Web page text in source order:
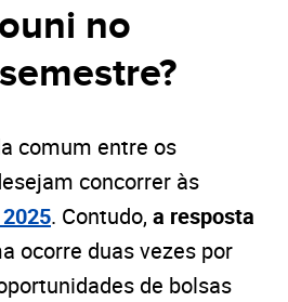
no
comum entre os
concorrer às
. Contudo, a resposta
ocorre duas vezes por
de bolsas